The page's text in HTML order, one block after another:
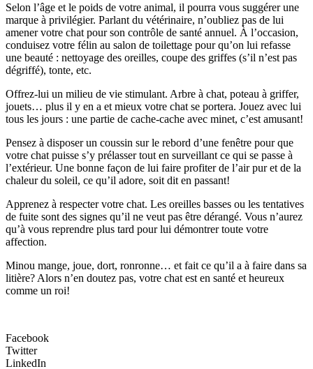
Selon l’âge et le poids de votre animal, il pourra vous suggérer une
marque à privilégier. Parlant du vétérinaire, n’oubliez pas de lui
amener votre chat pour son contrôle de santé annuel. À l’occasion,
conduisez votre félin au salon de toilettage pour qu’on lui refasse
une beauté : nettoyage des oreilles, coupe des griffes (s’il n’est pas
dégriffé), tonte, etc.
Offrez-lui un milieu de vie stimulant. Arbre à chat, poteau à griffer,
jouets… plus il y en a et mieux votre chat se portera. Jouez avec lui
tous les jours : une partie de cache-cache avec minet, c’est amusant!
Pensez à disposer un coussin sur le rebord d’une fenêtre pour que
votre chat puisse s’y prélasser tout en surveillant ce qui se passe à
l’extérieur. Une bonne façon de lui faire profiter de l’air pur et de la
chaleur du soleil, ce qu’il adore, soit dit en passant!
Apprenez à respecter votre chat. Les oreilles basses ou les tentatives
de fuite sont des signes qu’il ne veut pas être dérangé. Vous n’aurez
qu’à vous reprendre plus tard pour lui démontrer toute votre
affection.
Minou mange, joue, dort, ronronne… et fait ce qu’il a à faire dans sa
litière? Alors n’en doutez pas, votre chat est en santé et heureux
comme un roi!
Facebook
Twitter
LinkedIn